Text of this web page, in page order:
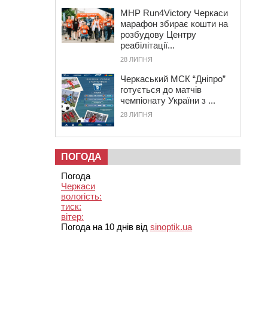
MHP Run4Victory Черкаси
марафон збирає кошти на
розбудову Центру
реабілітації...
28 ЛИПНЯ
Черкаський МСК “Дніпро”
готується до матчів
чемпіонату України з ...
28 ЛИПНЯ
ПОГОДА
Погода
Черкаси
вологість:
тиск:
вітер:
Погода на 10 днів від sinoptik.ua